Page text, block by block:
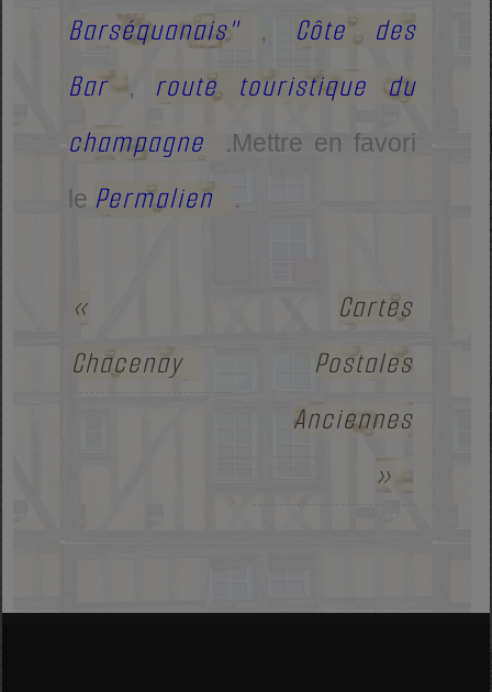
Barséquanais"
, Côte des
Bar
, route touristique du
champagne
.Mettre en favori
le Permalien .
«
Chacenay
Cartes
Postales
Anciennes
»